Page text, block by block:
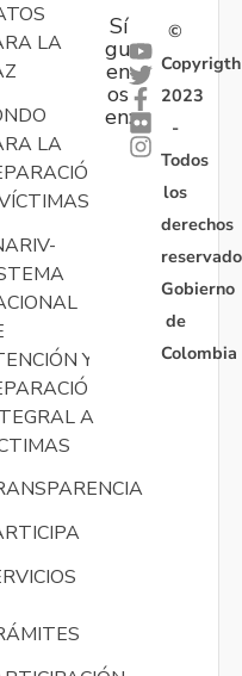
LA
LA
Y
A
Sí
gu
en
os
en:
©
Copyrigth
2023
-
Todos
los
derechos
Gobierno
de
Colombia